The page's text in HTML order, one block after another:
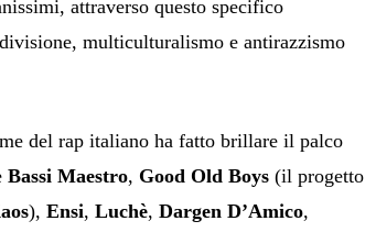
attraverso questo specifico
multiculturalismo e antirazzismo
del rap italiano ha fatto brillare il palco
Bassi Maestro, Good Old Boys (il progetto
),Ensi,Luchè,Dargen D’Amico,